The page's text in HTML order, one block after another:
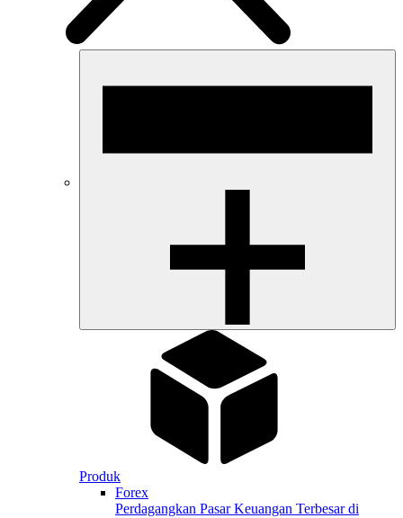
Produk
Forex
Perdagangkan Pasar Keuangan Terbesar di